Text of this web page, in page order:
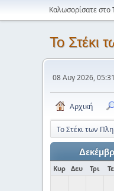
Καλωσορίσατε στο
Το Στέκι
08 Αυγ 2026,
Αρχική
Το Στέκι των
Κυρ Δευ Τρι